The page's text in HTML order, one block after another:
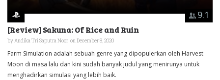
9.1
[Review] Sakuna: Of Rice and Ruin
byAndika Tri Saputra Noor on December 8, 2020
Farm Simulation adalah sebuah genre yang dipopulerkan oleh Harvest
Moon di masa lalu dan kini sudah banyak judul yang menirunya untuk
menghadirkan simulasi yang lebih baik.